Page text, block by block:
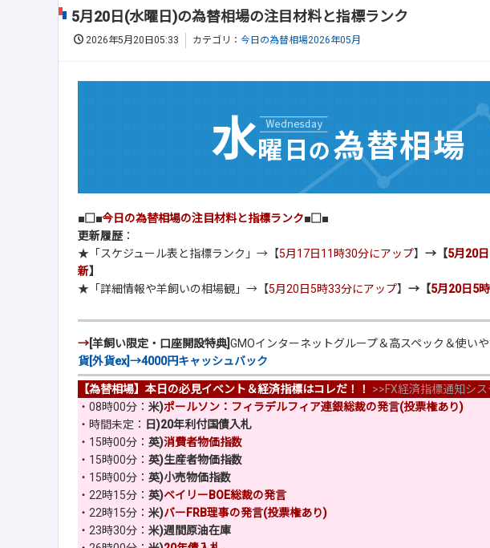
5月20日(水曜日)の為替相場の注目材料と指標ランク
2026年5月20日05:33 カテゴリ： 今日の為替相場2026年05月
■□■今日の為替相場の注目材料と指標ランク■□■
更新履歴 ：
★「スケジュール表と指標ランク」→【5月17日11時30分にアップ】 →【5月20
新】
★「詳細情報や羊飼いの相場観」→【5月20日5時33分にアップ】 →【5月20日5
→[羊飼い限定・口座開設特典]GMOインターネットグループ＆高スペック＆使い
貨[外貨ex]→4000円キャッシュバック
【為替相場】本日の必見イベント＆経済指標はコレだ！！ >>FX経済指標通知シス
・08時00分： 米)ポールソン：フィラデルフィア連銀総裁の発言(投票権あり)
・時間未定：
日)20年利付国債入札
・15時00分： 英)消費者物価指数
・15時00分： 英)生産者物価指数
・15時00分： 英)小売物価指数
・22時15分： 英)ベイリーBOE総裁の発言
・22時15分： 米)バーFRB理事の発言(投票権あり)
・23時30分： 米)週間原油在庫